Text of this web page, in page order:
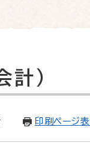
）
印刷ページ